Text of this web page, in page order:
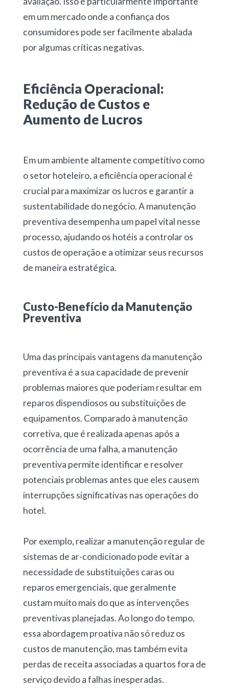
em um mercado onde a confiança dos
consumidores pode ser facilmente abalada
por algumas críticas negativas.
Eficiência Operacional:
Redução de Custos e
Aumento de Lucros
Em um ambiente altamente competitivo como
o setor hoteleiro, a eficiência operacional é
crucial para maximizar os lucros e garantir a
sustentabilidade do negócio. A manutenção
preventiva desempenha um papel vital nesse
processo, ajudando os hotéis a controlar os
custos de operação e a otimizar seus recursos
de maneira estratégica.
Custo-Benefício da Manutenção
Preventiva
Uma das principais vantagens da manutenção
preventiva é a sua capacidade de prevenir
problemas maiores que poderiam resultar em
reparos dispendiosos ou substituições de
equipamentos. Comparado à manutenção
corretiva, que é realizada apenas após a
ocorrência de uma falha, a manutenção
preventiva permite identificar e resolver
potenciais problemas antes que eles causem
interrupções significativas nas operações do
hotel.
Por exemplo, realizar a manutenção regular de
sistemas de ar-condicionado pode evitar a
necessidade de substituições caras ou
reparos emergenciais, que geralmente
custam muito mais do que as intervenções
preventivas planejadas. Ao longo do tempo,
essa abordagem proativa não só reduz os
custos de manutenção, mas também evita
perdas de receita associadas a quartos fora de
serviço devido a falhas inesperadas.